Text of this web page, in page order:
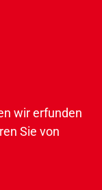
wir erfunden
Sie von